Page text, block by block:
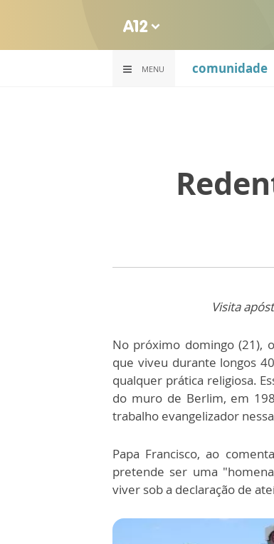
MENU comunidade
Visita
No próximo domingo (21),
que viveu durante longos
qualquer prática religiosa.
do muro de Berlim, em
trabalho evangelizador
Papa Francisco, ao
pretende ser uma
viver sob a declaração de